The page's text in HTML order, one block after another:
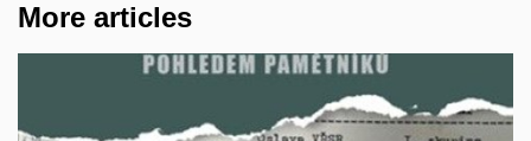
More articles